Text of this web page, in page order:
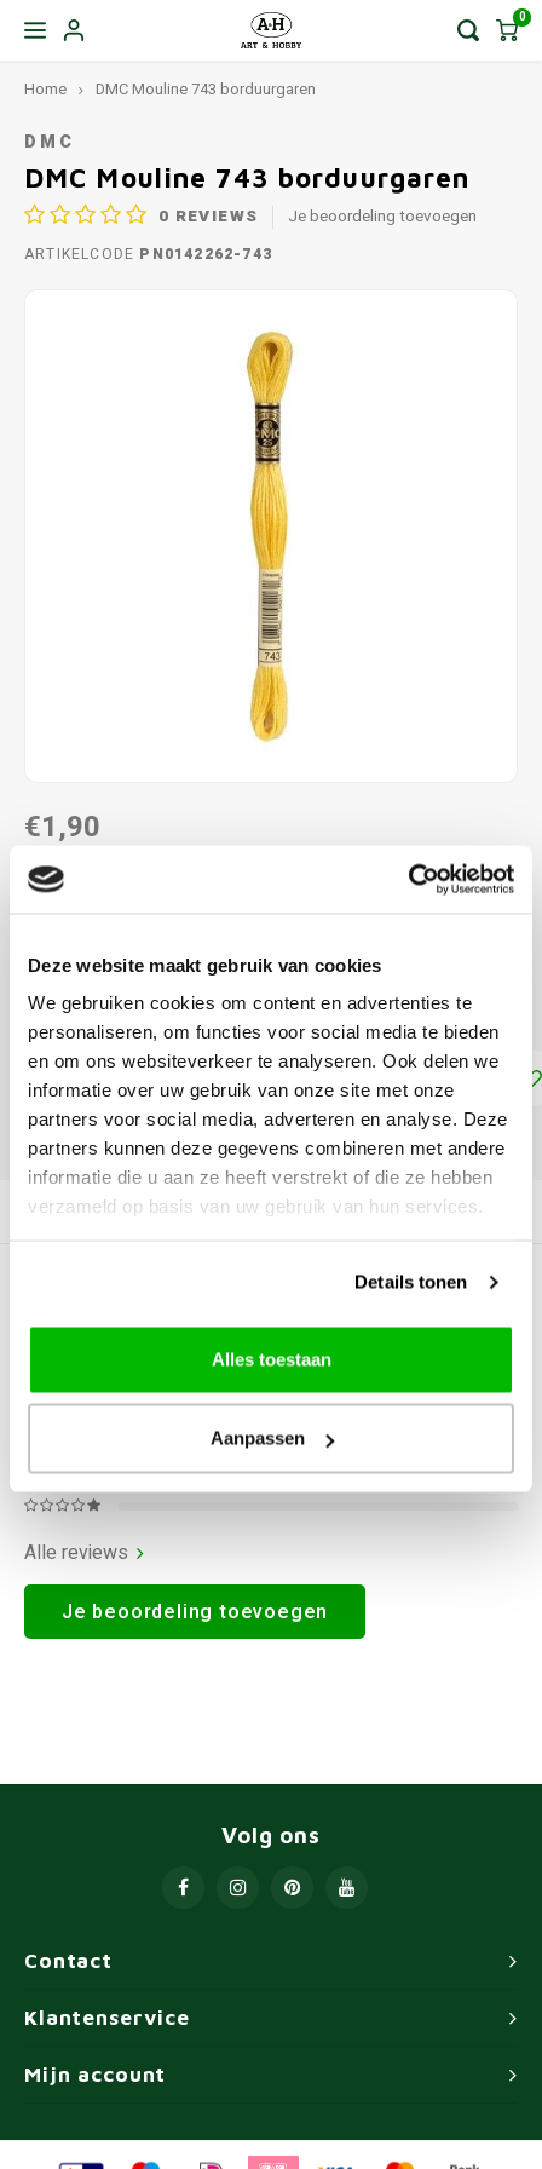
Deze website maakt gebruik van cookies
We gebruiken cookies om content en advertenties te
personaliseren, om functies voor social media te bieden
en om ons websiteverkeer te analyseren. Ook delen we
informatie over uw gebruik van onze site met onze
partners voor social media, adverteren en analyse. Deze
partners kunnen deze gegevens combineren met andere
informatie die u aan ze heeft verstrekt of die ze hebben
verzameld op basis van uw gebruik van hun services.
Details tonen
Alles toestaan
Aanpassen
0
Home DMC Mouline 743 borduurgaren
DMC
DMC Mouline 743 borduurgaren
0 REVIEWS Je beoordeling toevoegen
ARTIKELCODE PN0142262-743
€1,90
DIRECT LEVERBAAR
"DMC COLOUR VARIATIONS" OF "DMC LIGHT
EFFECTS " KOOPT, ONTVANG JE EEN KORTING VAN
100% OP HET LAAGSTGEPRIJSDE PRODUCT.
Toevoegen aan winkelwagen
DELEN:
Productomschrijving
Alle reviews
Je beoordeling toevoegen
Contact
Volg ons
Klantenservice
Mijn account